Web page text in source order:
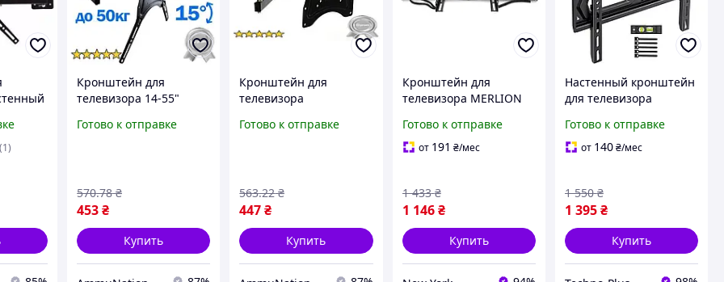
10
ЖК
(1)
Кронштейн для
телевизора 14-55"
настенный крепеж
Готово к отправке
453₴
570.78 ₴
Купить
Кронштейн для
телевизора
дюйма настенное
Готово к отправке
447₴
563.22 ₴
Купить
Кронштейн для
телевизора MERLION
наклоном 32"-65" до
45кг VESA 600x400mm
Готово к отправке
от 191 ₴/мес
1 146 ₴
1 433 ₴
Купить
Настенный кронштейн
для телевизора
поворотное наклонное
настенное крепление
Готово к отправке
от 140₴/мес
1 395₴
1 550 ₴
Купить